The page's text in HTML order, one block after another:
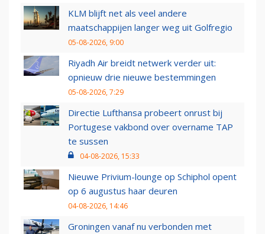
KLM blijft net als veel andere
maatschappijen langer weg uit Golfregio
05-08-2026, 9:00
Riyadh Air breidt netwerk verder uit:
opnieuw drie nieuwe bestemmingen
05-08-2026, 7:29
Directie Lufthansa probeert onrust bij
Portugese vakbond over overname TAP
te sussen
04-08-2026, 15:33
Nieuwe Privium-lounge op Schiphol opent
op 6 augustus haar deuren
04-08-2026, 14:46
Groningen vanaf nu verbonden met